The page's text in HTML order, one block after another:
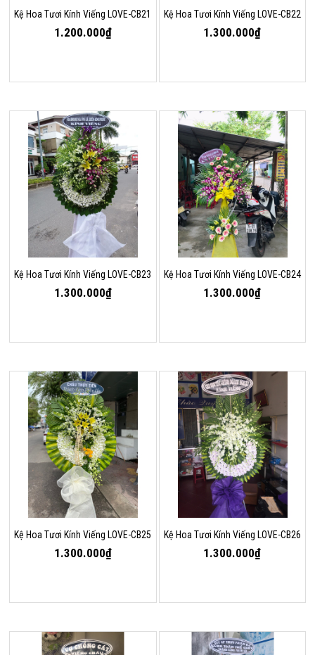
Kệ Hoa Tươi Kính Viếng LOVE-CB21
1.200.000₫
Kệ Hoa Tươi Kính Viếng LOVE-CB22
1.300.000₫
Kệ Hoa Tươi Kính Viếng LOVE-CB23
1.300.000₫
Kệ Hoa Tươi Kính Viếng LOVE-CB24
1.300.000₫
Kệ Hoa Tươi Kính Viếng LOVE-CB25
1.300.000₫
Kệ Hoa Tươi Kính Viếng LOVE-CB26
1.300.000₫